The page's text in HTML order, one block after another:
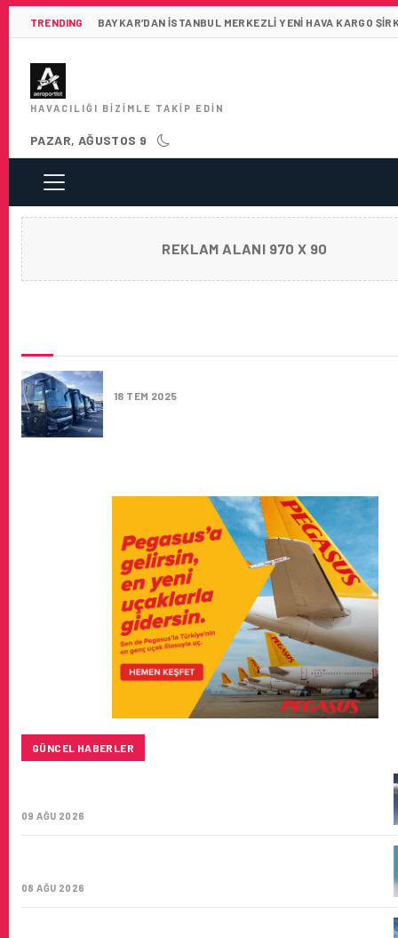
TRENDING BAYKAR’DAN İSTANBUL MERKEZLI YENI HAVA KARGO
HAVACILIĞI BIZIMLE TAKIP EDIN
PAZAR, AĞUSTOS 9
REKLAM ALANI 970 X 90
18 TEM 2025
GÜNCEL HABERLER
09 AĞU 2026
08 AĞU 2026